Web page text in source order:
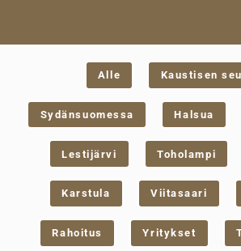
Alle Kaustisen
Sydänsuomessa Halsua
Lestijärvi Toholampi
Karstula Viitasaari
Rahoitus Yritykset